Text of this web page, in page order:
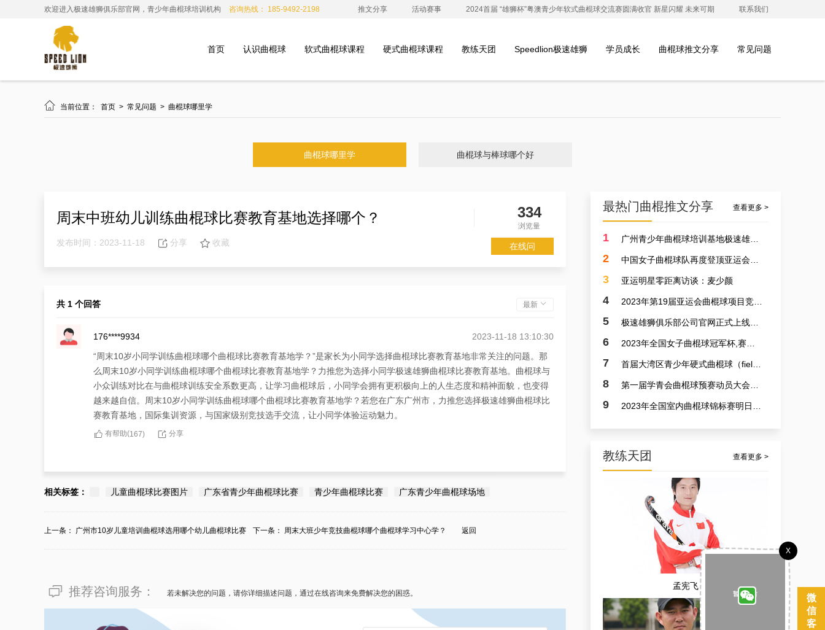
欢迎进入极速雄狮俱乐部官网，青少年曲棍球培训机构 咨询热线： 185-9492-2198 推文分享 活动赛事 2024首届 “雄狮杯”粤澳青少年软式曲棍球交流赛圆满收官 新星闪耀 未来可期 联系我们
首页 认识曲棍球 软式曲棍球课程 硬式曲棍球课程 教练天团 Speedlion极速雄狮 学员成长 曲棍球推文分享 常见问题
 当前位置： 首页 > 常见问题 > 曲棍球哪里学
曲棍球哪里学 曲棍球与棒球哪个好
周末中班幼儿训练曲棍球比赛教育基地选择哪个？ 334
浏览量
发布时间：2023-11-18 分享 收藏 在线问
共 1 个回答 最新
176****9934
2023-11-18 13:10:30
“周末10岁小同学训练曲棍球哪个曲棍球比赛教育基地学？”是家长为小同学选择曲棍球比赛教育基地非常关注的问题。那
么周末10岁小同学训练曲棍球哪个曲棍球比赛教育基地学？力推您为选择小同学极速雄狮曲棍球比赛教育基地。曲棍球与
小众训练对比在与曲棍球训练安全系数更高，让学习曲棍球后，小同学会拥有更积极向上的人生态度和精神面貌，也变得
越来越自信。周末10岁小同学训练曲棍球哪个曲棍球比赛教育基地学？若您在广东广州市，力推您选择极速雄狮曲棍球比
赛教育基地，国际集训资源，与国家级别竞技选手交流，让小同学体验运动魅力。
有帮助(167) 分享
相关标签： 儿童曲棍球比赛图片 广东省青少年曲棍球比赛 青少年曲棍球比赛 广东青少年曲棍球场地
上一条： 广州市10岁儿童培训曲棍球选用哪个幼儿曲棍球比赛
下一条： 周末大班少年竞技曲棍球哪个曲棍球学习中心学？ 返回
推荐咨询服务： 若未解决您的问题，请你详细描述问题，通过在线咨询来免费解决您的困惑。
最热门曲棍推文分享 查看更多 >
1
2
3 亚运明星零距离访谈：麦少颜
4
5
6
7
8
9
教练天团 查看更多 >
孟宪飞
微
信
客
X